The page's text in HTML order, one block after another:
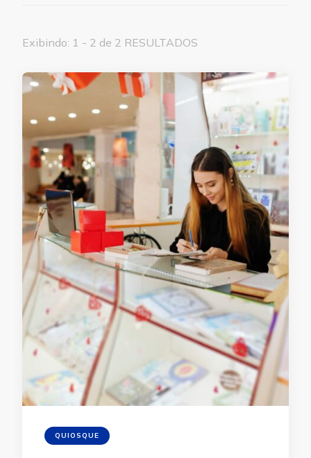
Exibindo: 1 - 2 de 2 RESULTADOS
QUIOSQUE